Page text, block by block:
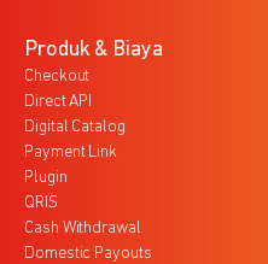
Produk & Biaya
Checkout
Direct API
Digital Catalog
Payment Link
Plugin
QRIS
Cash Withdrawal
Domestic Payouts